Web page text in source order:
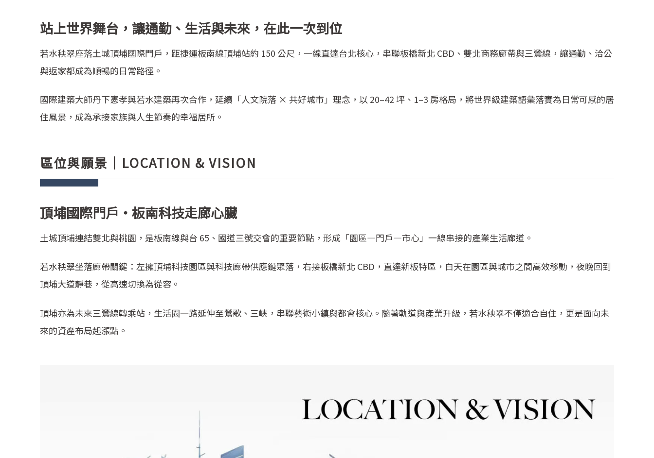
站上世界舞台，讓通勤、生活與未來，在此一次到位
若水秧翠座落土城頂埔國際門戶，距捷運板南線頂埔站約 150 公尺，一線直達台北核心，串聯板橋新北 CBD、雙北商務廊帶與三鶯線，讓通勤、洽公
與返家都成為順暢的日常路徑。
國際建築大師丹下憲孝與若水建築再次合作，延續「人文院落 × 共好城市」理念，以 20–42 坪、1–3 房格局，將世界級建築語彙落實為日常可感的居
住風景，成為承接家族與人生節奏的幸福居所。
區位與願景｜LOCATION & VISION
頂埔國際門戶・板南科技走廊心臟
土城頂埔連結雙北與桃園，是板南線與台 65、國道三號交會的重要節點，形成「園區—門戶—市心」一線串接的產業生活廊道。
若水秧翠坐落廊帶關鍵：左擁頂埔科技園區與科技廊帶供應鏈聚落，右接板橋新北 CBD，直達新板特區，白天在園區與城市之間高效移動，夜晚回到
頂埔大道靜巷，從高速切換為從容。
頂埔亦為未來三鶯線轉乘站，生活圈一路延伸至鶯歌、三峽，串聯藝術小鎮與都會核心。隨著軌道與產業升級，若水秧翠不僅適合自住，更是面向未
來的資產布局起漲點。